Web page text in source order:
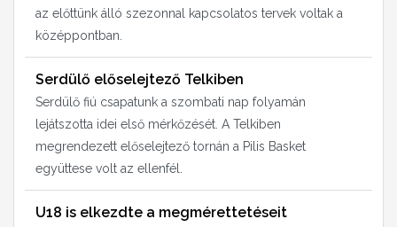
az előttünk álló szezonnal kapcsolatos tervek voltak a
középpontban.
Serdülő előselejtező Telkiben
Serdülő fiú csapatunk a szombati nap folyamán
lejátszotta idei első mérkőzését. A Telkiben
megrendezett előselejtező tornán a Pilis Basket
együttese volt az ellenfél.
U18 is elkezdte a megmérettetéseit